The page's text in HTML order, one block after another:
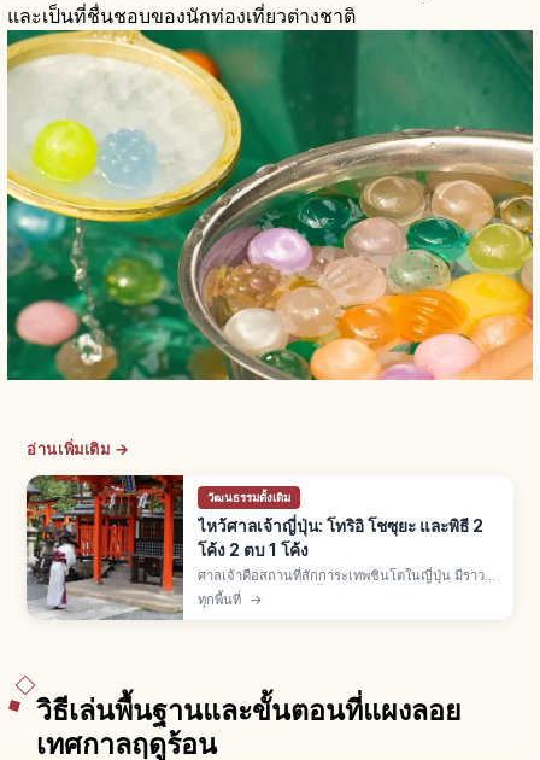
และเป็นที่ชื่นชอบของนักท่องเที่ยวต่างชาติ
อ่านเพิ่มเติม →
วัฒนธรรมดั้งเดิม
ไหว้ศาลเจ้าญี่ปุ่น: โทริอิ โชซุยะ และพิธี 2
โค้ง 2 ตบ 1 โค้ง
ศาลเจ้าคือสถานที่สักการะเทพชินโตในญี่ปุ่น มีราว
80,000 แห่ง พิธี 3 ขั้น: ลอดโทริอิ ล้างมือโชซุยะ
สักการะไฮเด็นด้วย 2 โค้ง 2 ตบมือ 1 โค้ง โอมาโมริ
ทุกพื้นที่ →
วิธีเล่นพื้นฐานและขั้นตอนที่แผงลอย
เทศกาลฤดูร้อน